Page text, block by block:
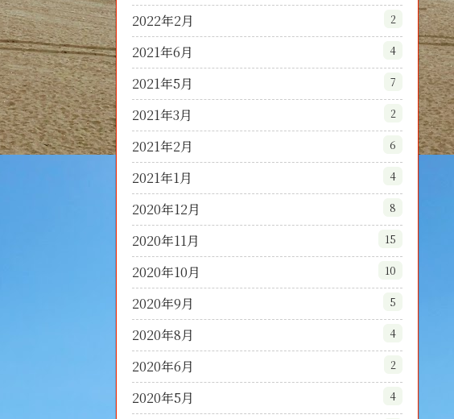
2022年2月 2
2021年6月 4
2021年5月 7
2021年3月 2
2021年2月 6
2021年1月 4
2020年12月 8
2020年11月 15
2020年10月 10
2020年9月 5
2020年8月 4
2020年6月 2
2020年5月 4